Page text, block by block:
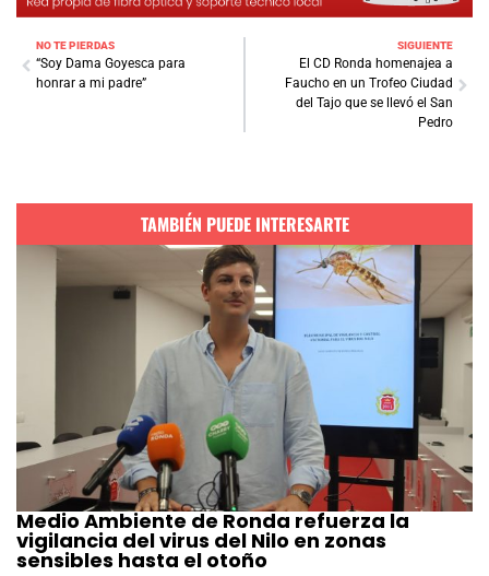
NO TE PIERDAS
“Soy Dama Goyesca para
honrar a mi padre”
SIGUIENTE
El CD Ronda homenajea a
Faucho en un Trofeo Ciudad
del Tajo que se llevó el San
Pedro
TAMBIÉN PUEDE INTERESARTE
Medio Ambiente de Ronda refuerza la
vigilancia del virus del Nilo en zonas
sensibles hasta el otoño